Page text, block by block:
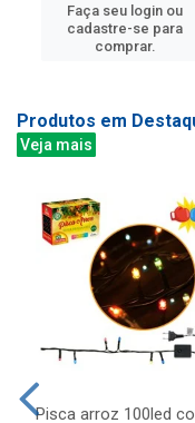
Faça seu login ou
cadastre-se para
comprar.
Produtos em
Veja mais
Pisca arroz 100led